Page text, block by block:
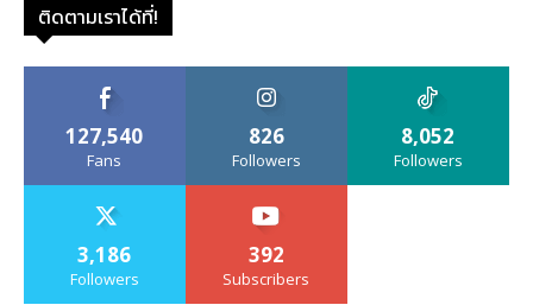
ติดตามเราได้ที่!
127,540
Fans
826
Followers
8,052
Followers
3,186
Followers
392
Subscribers